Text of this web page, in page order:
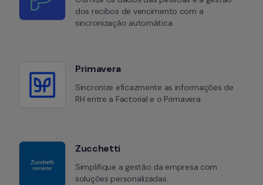
dos recibos de vencimento com a
sincronização automática.
Primavera
Sincronize eficazmente as informações de
RH entre a Factorial e o Primavera.
Zucchetti
Simplifique a gestão da empresa com
soluções personalizadas.